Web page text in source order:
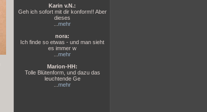
Karin v.N.:
Geh ich sofort mit dir konform!! Aber
dieses
mehr
nora:
Ich finde so etwas - und man sieht
es immer w
mehr
Marion-HH:
Tolle Blütenform, und dazu das
leuchtende Ge
mehr